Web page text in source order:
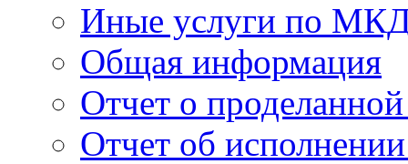
Иные услуги по
Общая информация
Отчет о проделанной
Отчет об